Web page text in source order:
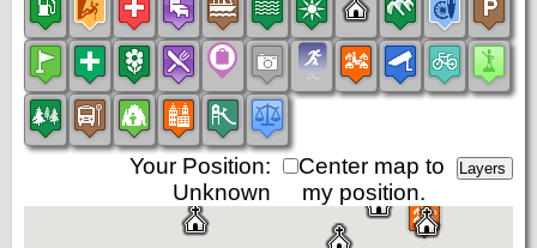
Center map to
my position.
Your Position:
Unknown